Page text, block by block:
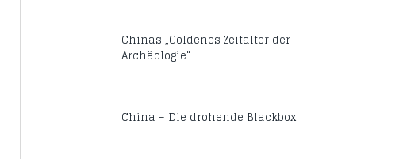
Chinas „Goldenes Zeitalter der
Archäologie“
China – Die drohende Blackbox